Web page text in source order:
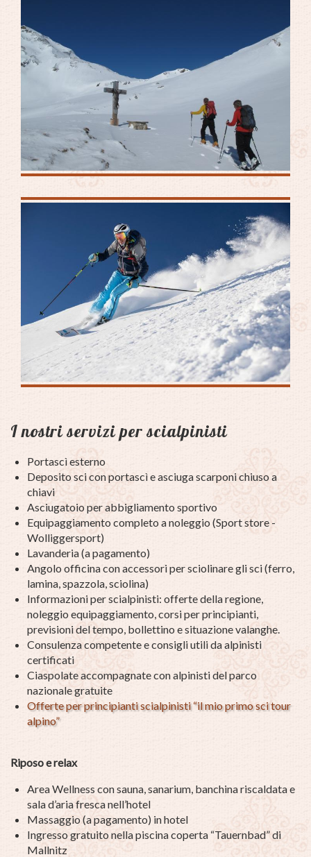
I nostri servizi per scialpinisti
Portascì esterno
Deposito sci con portascì e asciuga scarponi chiuso a
chiavi
Asciugatoio per abbigliamento sportivo
Equipaggiamento completo a noleggio (Sport store -
Wolliggersport)
Lavanderia (a pagamento)
Angolo officina con accessori per sciolinare gli sci (ferro,
lamina, spazzola, sciolina)
Informazioni per scialpinisti: offerte della regione,
noleggio equipaggiamento, corsi per principianti,
previsioni del tempo, bollettino e situazione valanghe.
Consulenza competente e consigli utili da alpinisti
certificati
Ciaspolate accompagnate con alpinisti del parco
nazionale gratuite
Offerte per principianti scialpinisti “il mio primo sci tour
alpino”
Riposo e relax
Area Wellness con sauna, sanarium, banchina riscaldata e
sala d’aria fresca nell’hotel
Massaggio (a pagamento) in hotel
Ingresso gratuito nella piscina coperta “Tauernbad” di
Mallnitz